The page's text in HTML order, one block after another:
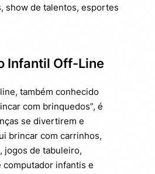
show de talentos, esportes
Infantil Off-Line
também conhecido
com brinquedos”, é
se divertirem e
brincar com carrinhos,
jogos de tabuleiro,
infantis e